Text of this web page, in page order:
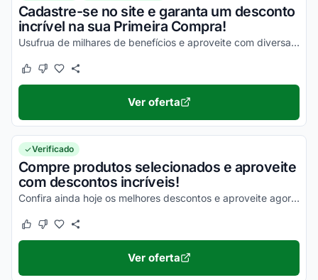
Cadastre-se no site e garanta um desconto
incrível na sua Primeira Compra!
Usufrua de milhares de benefícios e aproveite com diversas vantagens agora mesmo!
Este cupom funcionou
Este cupom não funcionou
Ver oferta
Verificado
Compre produtos selecionados e aproveite
com descontos incríveis!
Confira ainda hoje os melhores descontos e aproveite agora mesmo!
Este cupom funcionou
Este cupom não funcionou
Ver oferta